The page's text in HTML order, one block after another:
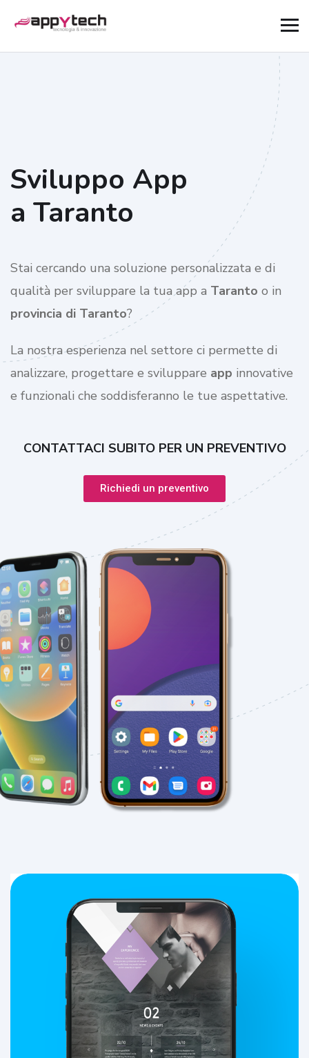
Sviluppo App
a Taranto
Stai cercando una soluzione personalizzata e di
qualità per sviluppare la tua app a Taranto o in
provincia di Taranto?
La nostra esperienza nel settore ci permette di
analizzare, progettare e sviluppare app innovative
e funzionali che soddisferanno le tue aspettative.
CONTATTACI SUBITO PER UN PREVENTIVO
Richiedi un preventivo